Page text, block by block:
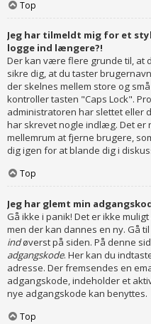
Top
Jeg har tilmeldt mig for et
logge ind længere?!
Der kan være flere grunde til, at
sikre dig, at du taster
der skelnes mellem store og
kontroller tasten "Caps Lock".
administratoren har slettet eller
har skrevet nogle indlæg. Det er
mellemrum at fjerne brugere,
dig igen for at blande dig i
Top
Jeg har glemt min
Gå ikke i panik! Det er ikke
men der kan dannes en ny. Gå
indøverst på siden. På denne
adgangskode. Her kan du
adresse. Der fremsendes en
adgangskode, indeholder et
nye adgangskode kan benyttes.
Top